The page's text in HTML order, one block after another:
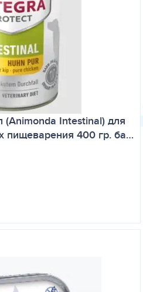
Intestinal) для
пищеварения 400 гр. ба…